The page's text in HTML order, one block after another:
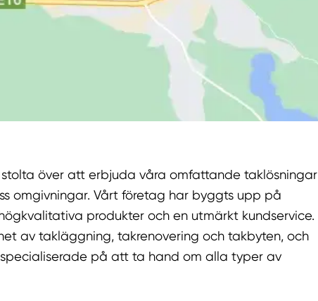
över att erbjuda våra omfattande taklösningar
omgivningar. Vårt företag har byggts upp på
produkter och en utmärkt kundservice.
av takläggning, takrenovering och takbyten, och
på att ta hand om alla typer av